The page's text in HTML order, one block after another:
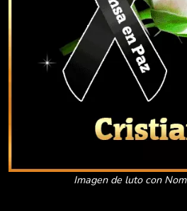
Imagen de luto con